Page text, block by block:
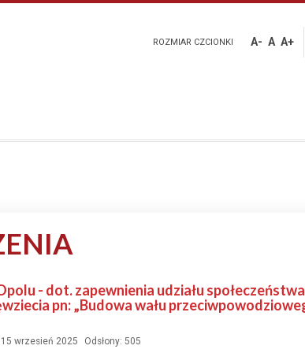
ROZMIAR CZCIONKI A- A A+
- dot. zapewnienia udziału
pn: „Budowa wału
wrzesień 2025 Odsłony: 505